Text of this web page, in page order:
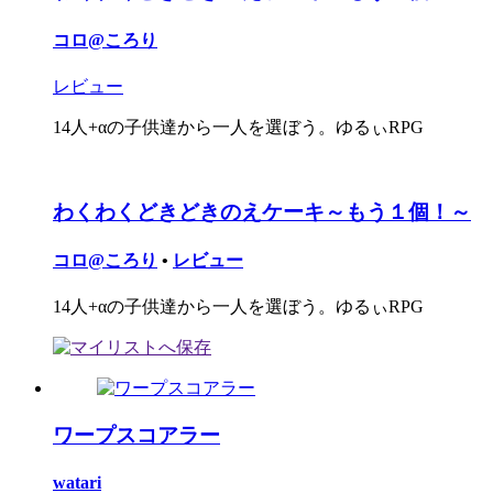
コロ@ころり
レビュー
14人+αの子供達から一人を選ぼう。ゆるぃRPG
わくわくどきどきのえケーキ～もう１個！～
コロ@ころり • レビュー
14人+αの子供達から一人を選ぼう。ゆるぃRPG
ワープスコアラー
watari